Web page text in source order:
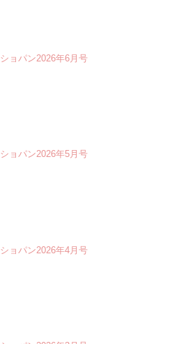
ショパン2026年6月号
ショパン2026年5月号
ショパン2026年4月号